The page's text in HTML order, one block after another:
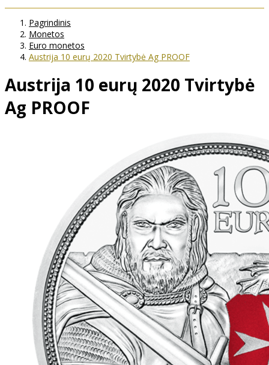
Pagrindinis
Monetos
Euro monetos
Austrija 10 eurų 2020 Tvirtybė Ag PROOF
Austrija 10 eurų 2020 Tvirtybė
Ag PROOF